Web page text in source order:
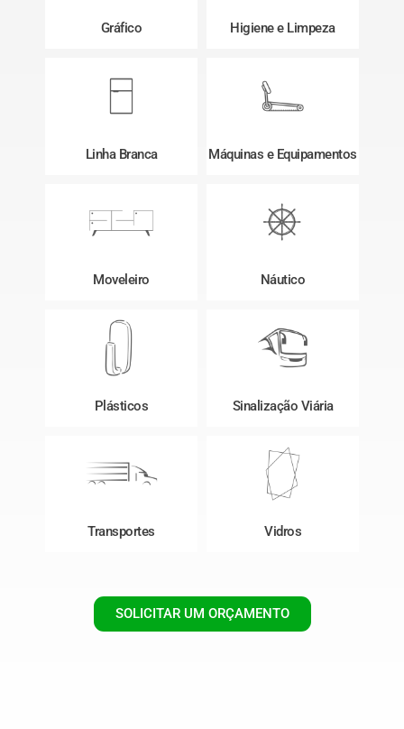
Gráfico Higiene e Limpeza
Linha Branca Máquinas e Equipamentos
Moveleiro Náutico
Plásticos Sinalização Viária
Transportes Vidros
SOLICITAR UM ORÇAMENTO